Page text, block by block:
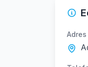
Adres